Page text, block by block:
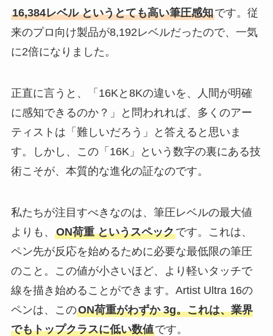
16,384レベル というとても高い筆圧感知です。従
来のプロ向け製品が8,192レベルだったので、一気
に2倍になりました。
正直に言うと、「16Kと8Kの違いを、人間が明確
に感知できるのか？」と問われれば、多くのアー
ティストは「難しいだろう」と答えると思いま
す。しかし、この「16K」という数字の裏にある技
術こそが、本質的な進化の証なのです。
私たちが注目すべきなのは、筆圧レベルの最大値
よりも、 ON荷重 というスペックです。これは、
ペン先が反応を始めるために必要な最低限の筆圧
のこと。この値が小さいほど、より軽いタッチで
線を描き始めることができます。Artist Ultra 16の
ペンは、このON荷重がわずか 3g。これは、業界
でもトップクラスに低い数値です。